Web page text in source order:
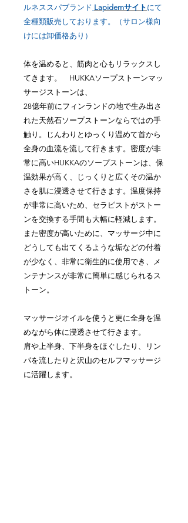
ルネススパブランド Lapidemサイト にて
全種類販売しております。（サロン様向
けには卸価格あり）
体を温めると、筋肉と心もリラックスし
てきます。 HUKKAソープストーンマッ
サージストーンは、
28億年前にフィンランドの地で生み出さ
れた天然石ソープストーンならではの手
触り。じんわりとゆっくり温めて首から
全身の血流を流して行きます。密度が非
常に高いHUKKAのソープストーンは、保
温効果が高く、じっくりと広くその温か
さを肌に浸透させて行きます。温度保持
が非常に高いため、セラピストがストー
ンを交換する手間も大幅に軽減します。
また密度が高いために、マッサージ中に
どうしても出てくるような垢などの付着
が少なく、非常に衛生的に使用でき、メ
ンテナンスが非常に簡単に感じられるス
トーン。
マッサージオイルを使うと更に全身を温
めながら体に浸透させて行きます。
肩や上半身、下半身をほぐしたり、リン
パを流したりと沢山のセルフマッサージ
に活躍します。